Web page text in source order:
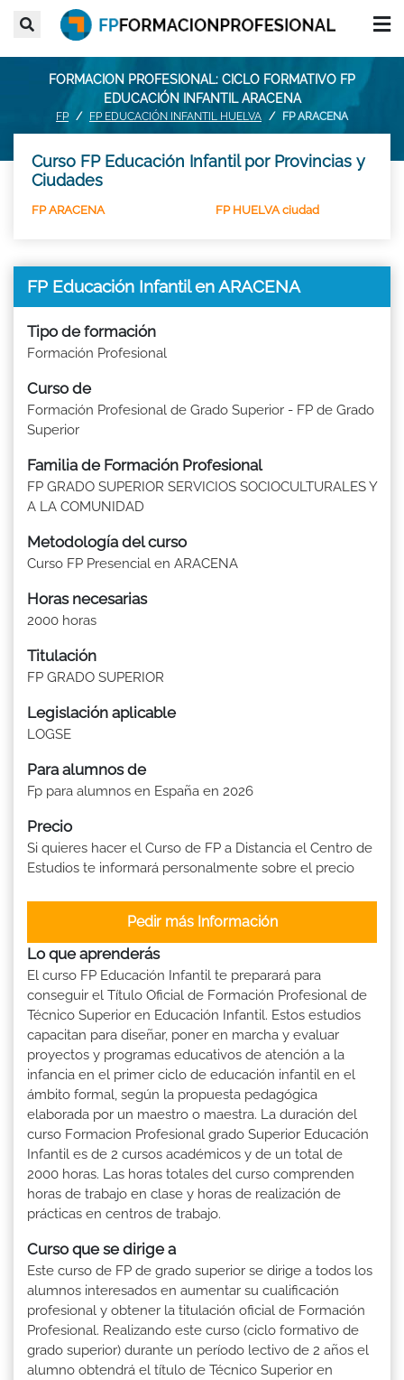
FORMACION PROFESIONAL: CICLO FORMATIVO FP
EDUCACIÓN INFANTIL ARACENA
FP FP EDUCACIÓN INFANTIL HUELVA FP ARACENA
Curso FP Educación Infantil por Provincias y
Ciudades
FP ARACENA FP HUELVA ciudad
FP Educación Infantil en ARACENA
Tipo de formación
Formación Profesional
Curso de
Formación Profesional de Grado Superior - FP de Grado
Superior
Familia de Formación Profesional
FP GRADO SUPERIOR SERVICIOS SOCIOCULTURALES Y
A LA COMUNIDAD
Metodología del curso
Curso FP Presencial en ARACENA
Horas necesarias
2000 horas
Titulación
FP GRADO SUPERIOR
Legislación aplicable
LOGSE
Para alumnos de
Fp para alumnos en España en 2026
Precio
Si quieres hacer el Curso de FP a Distancia el Centro de
Estudios te informará personalmente sobre el precio
Pedir más Información
Lo que aprenderás
El curso FP Educación Infantil te preparará para
conseguir el Título Oficial de Formación Profesional de
Técnico Superior en Educación Infantil. Estos estudios
capacitan para diseñar, poner en marcha y evaluar
proyectos y programas educativos de atención a la
infancia en el primer ciclo de educación infantil en el
ámbito formal, según la propuesta pedagógica
elaborada por un maestro o maestra. La duración del
curso Formacion Profesional grado Superior Educación
Infantil es de 2 cursos académicos y de un total de
2000 horas. Las horas totales del curso comprenden
horas de trabajo en clase y horas de realización de
prácticas en centros de trabajo.
Curso que se dirige a
Este curso de FP de grado superior se dirige a todos los
alumnos interesados en aumentar su cualificación
profesional y obtener la titulación oficial de Formación
Profesional. Realizando este curso (ciclo formativo de
grado superior) durante un período lectivo de 2 años el
alumno obtendrá el título de Técnico Superior en